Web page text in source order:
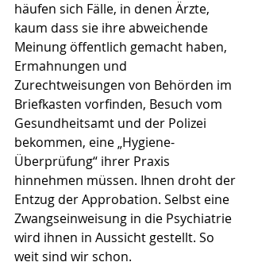
häufen sich Fälle, in denen Ärzte,
kaum dass sie ihre abweichende
Meinung öffentlich gemacht haben,
Ermahnungen und
Zurechtweisungen von Behörden im
Briefkasten vorfinden, Besuch vom
Gesundheitsamt und der Polizei
bekommen, eine „Hygiene-
Überprüfung“ ihrer Praxis
hinnehmen müssen. Ihnen droht der
Entzug der Approbation. Selbst eine
Zwangseinweisung in die Psychiatrie
wird ihnen in Aussicht gestellt. So
weit sind wir schon.